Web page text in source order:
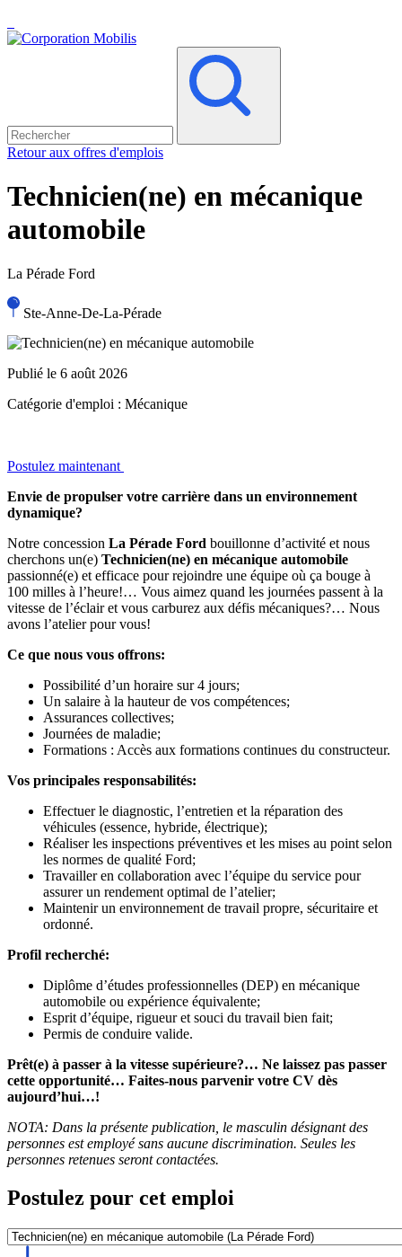
Retour aux offres d'emplois
Technicien(ne) en mécanique
automobile
La Pérade Ford
Ste-Anne-De-La-Pérade
Publié le 6 août 2026
Catégorie d'emploi : Mécanique
Postulez maintenant
Envie de propulser votre carrière dans un environnement
dynamique?
Notre concession La Pérade Ford bouillonne d’activité et nous
cherchons un(e) Technicien(ne) en mécanique automobile
passionné(e) et efficace pour rejoindre une équipe où ça bouge à
100 milles à l’heure!… Vous aimez quand les journées passent à la
vitesse de l’éclair et vous carburez aux défis mécaniques?… Nous
avons l’atelier pour vous!
Ce que nous vous offrons:
Possibilité d’un horaire sur 4 jours;
Un salaire à la hauteur de vos compétences;
Assurances collectives;
Journées de maladie;
Formations : Accès aux formations continues du constructeur.
Vos principales responsabilités:
Effectuer le diagnostic, l’entretien et la réparation des
véhicules (essence, hybride, électrique);
Réaliser les inspections préventives et les mises au point selon
les normes de qualité Ford;
Travailler en collaboration avec l’équipe du service pour
assurer un rendement optimal de l’atelier;
Maintenir un environnement de travail propre, sécuritaire et
ordonné.
Profil recherché:
Diplôme d’études professionnelles (DEP) en mécanique
automobile ou expérience équivalente;
Esprit d’équipe, rigueur et souci du travail bien fait;
Permis de conduire valide.
Prêt(e) à passer à la vitesse supérieure?… Ne laissez pas passer
cette opportunité… Faites-nous parvenir votre CV dès
aujourd’hui…!
NOTA: Dans la présente publication, le masculin désignant des
personnes est employé sans aucune discrimination. Seules les
personnes retenues seront contactées.
Postulez pour cet emploi